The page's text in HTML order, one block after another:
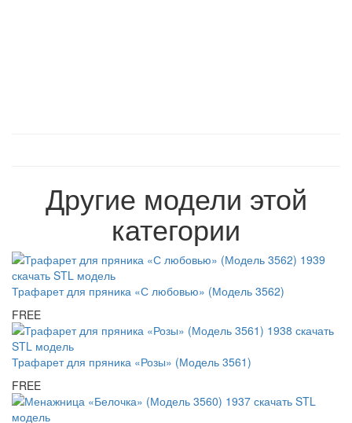
Другие модели этой
категории
Трафарет для пряника «С любовью» (Модель 3562)
FREE
Трафарет для пряника «Розы» (Модель 3561)
FREE